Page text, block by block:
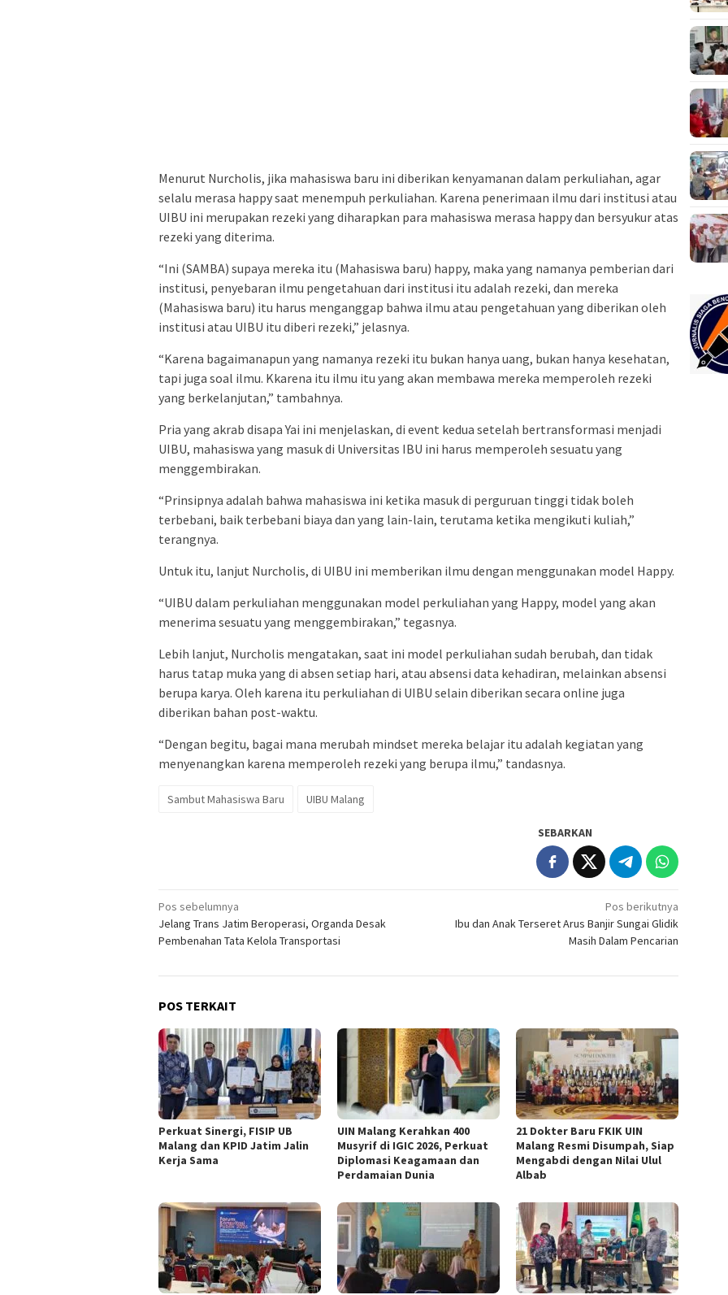
Menurut Nurcholis, jika mahasiswa baru ini diberikan kenyamanan dalam perkuliahan, agar
selalu merasa happy saat menempuh perkuliahan. Karena penerimaan ilmu dari institusi atau
UIBU ini merupakan rezeki yang diharapkan para mahasiswa merasa happy dan bersyukur atas
rezeki yang diterima.
“Ini (SAMBA) supaya mereka itu (Mahasiswa baru) happy, maka yang namanya pemberian dari
institusi, penyebaran ilmu pengetahuan dari institusi itu adalah rezeki, dan mereka
(Mahasiswa baru) itu harus menganggap bahwa ilmu atau pengetahuan yang diberikan oleh
institusi atau UIBU itu diberi rezeki,” jelasnya.
“Karena bagaimanapun yang namanya rezeki itu bukan hanya uang, bukan hanya kesehatan,
tapi juga soal ilmu. Kkarena itu ilmu itu yang akan membawa mereka memperoleh rezeki
yang berkelanjutan,” tambahnya.
Pria yang akrab disapa Yai ini menjelaskan, di event kedua setelah bertransformasi menjadi
UIBU, mahasiswa yang masuk di Universitas IBU ini harus memperoleh sesuatu yang
menggembirakan.
“Prinsipnya adalah bahwa mahasiswa ini ketika masuk di perguruan tinggi tidak boleh
terbebani, baik terbebani biaya dan yang lain-lain, terutama ketika mengikuti kuliah,”
terangnya.
Untuk itu, lanjut Nurcholis, di UIBU ini memberikan ilmu dengan menggunakan model Happy.
“UIBU dalam perkuliahan menggunakan model perkuliahan yang Happy, model yang akan
menerima sesuatu yang menggembirakan,” tegasnya.
Lebih lanjut, Nurcholis mengatakan, saat ini model perkuliahan sudah berubah, dan tidak
harus tatap muka yang di absen setiap hari, atau absensi data kehadiran, melainkan absensi
berupa karya. Oleh karena itu perkuliahan di UIBU selain diberikan secara online juga
diberikan bahan post-waktu.
“Dengan begitu, bagai mana merubah mindset mereka belajar itu adalah kegiatan yang
menyenangkan karena memperoleh rezeki yang berupa ilmu,” tandasnya.
Sambut Mahasiswa Baru UIBU Malang
SEBARKAN
Navigasi
pos
Pos sebelumnya
Jelang Trans Jatim Beroperasi, Organda Desak
Pembenahan Tata Kelola Transportasi
Pos berikutnya
Ibu dan Anak Terseret Arus Banjir Sungai Glidik
Masih Dalam Pencarian
POS TERKAIT
Perkuat Sinergi, FISIP UB
Malang dan KPID Jatim Jalin
Kerja Sama
UIN Malang Kerahkan 400
Musyrif di IGIC 2026, Perkuat
Diplomasi Keagamaan dan
Perdamaian Dunia
21 Dokter Baru FKIK UIN
Malang Resmi Disumpah, Siap
Mengabdi dengan Nilai Ulul
Albab